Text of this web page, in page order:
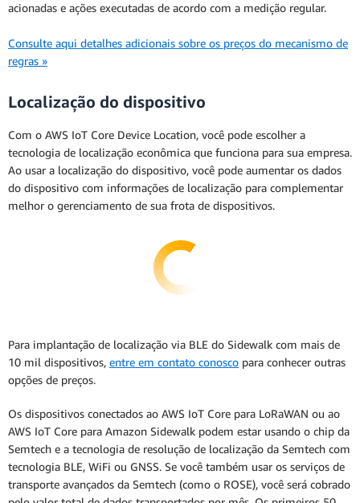
acionadas e ações executadas de acordo com a medição regular.
Consulte aqui detalhes adicionais sobre os preços do mecanismo de
regras »
Localização do dispositivo
Com o AWS IoT Core Device Location, você pode escolher a
tecnologia de localização econômica que funciona para sua empresa.
Ao usar a localização do dispositivo, você pode aumentar os dados
do dispositivo com informações de localização para complementar
melhor o gerenciamento de sua frota de dispositivos.
Para implantação de localização via BLE do Sidewalk com mais de
10 mil dispositivos, entre em contato conosco para conhecer outras
opções de preços.
Os dispositivos conectados ao AWS IoT Core para LoRaWAN ou ao
AWS IoT Core para Amazon Sidewalk podem estar usando o chip da
Semtech e a tecnologia de resolução de localização da Semtech com
tecnologia BLE, WiFi ou GNSS. Se você também usar os serviços de
transporte avançados da Semtech (como o ROSE), você será cobrado